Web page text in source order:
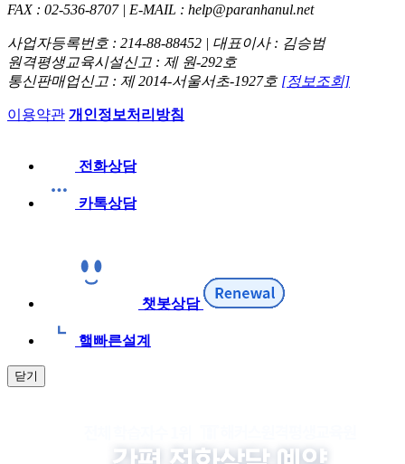
FAX : 02-536-8707 | E-MAIL : help@paranhanul.net
사업자등록번호 : 214-88-88452 | 대표이사 : 김승범
원격평생교육시설신고 : 제 원-292호
통신판매업신고 : 제 2014-서울서초-1927호 [정보조회]
이용약관 개인정보처리방침
전화상담
카톡상담
챗봇상담
햌빠른설계
닫기